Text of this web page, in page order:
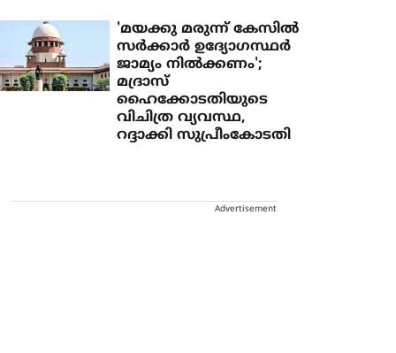
'മയക്കു മരുന്ന് കേസില്‍
സര്‍ക്കാര്‍ ഉദ്യോഗസ്ഥര്‍
ജാമ്യം നില്‍ക്കണം';
മദ്രാസ്
ഹൈക്കോടതിയുടെ
വിചിത്ര വ്യവസ്ഥ,
റദ്ദാക്കി സുപ്രീംകോടതി
Advertisement